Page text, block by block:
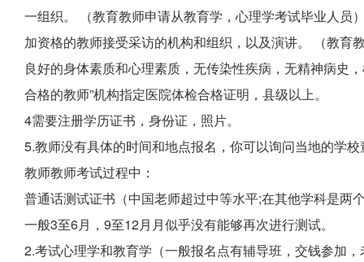
一组织。 （教育教师申请从教育学，心理学考试毕业人员
加资格的教师接受采访的机构和组织，以及演讲。 （教育
良好的身体素质和心理素质，无传染性疾病，无精神病史
合格的教师”机构指定医院体检合格证明，县级以上。
4需要注册学历证书，身份证，照片。
5.教师没有具体的时间和地点报名，你可以询问当地的学
教师教师考试过程中：
普通话测试证书（中国老师超过中等水平;在其他学科是两
一般3至6月，9至12月月似乎没有能够再次进行测试。
2.考试心理学和教育学（一般报名点有辅导班，交钱参加